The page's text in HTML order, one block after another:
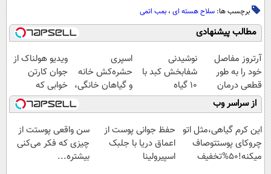
برچسب ها: سلاح هسته ای ، بمب اتمی
مطالب پیشنهادی
آرتروز مفاصل
خود را به طور
قطعی درمان
کنید!
◗پرسش‌نامه◖
نوشیدنی
شفابخش کبد با
10 گیاه
موثر(تخفیف تا
امشب)
اسپری
حشره‌کش خانه
و گیاهان خانگی،
نابودکننده انواع
حشرات خانگی و
آفات
ویدیو هولناک از
جوان کارتن
خوابی که
میلیاردر شد.
آموزش رایگان
از سراسر وب
این کرم گیاهی،مثل اتو
چروکای پوستتوصاف
میکنه!50%تخفیف
حفظ جوانی پوست از
اعماق دریا با جلبک
اسپیرولینا
سن واقعی پوستت از
چیزی که فکر می‌کنی
بیشتره...